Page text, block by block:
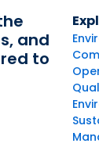
and
to